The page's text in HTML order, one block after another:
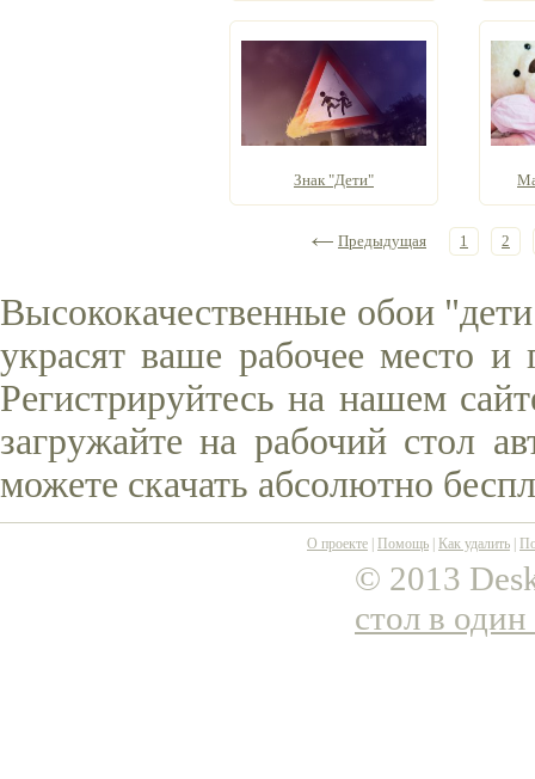
Знак "Дети"
Предыдущая 1 2
Высококачественные обои
украсят ваше рабочее место и
Регистрируйтесь на нашем
загружайте на рабочий стол
можете скачать абсолютно
О проекте Помощь Как удалить
© 2013
стол в